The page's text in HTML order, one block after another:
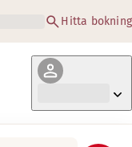
Hitta bokning